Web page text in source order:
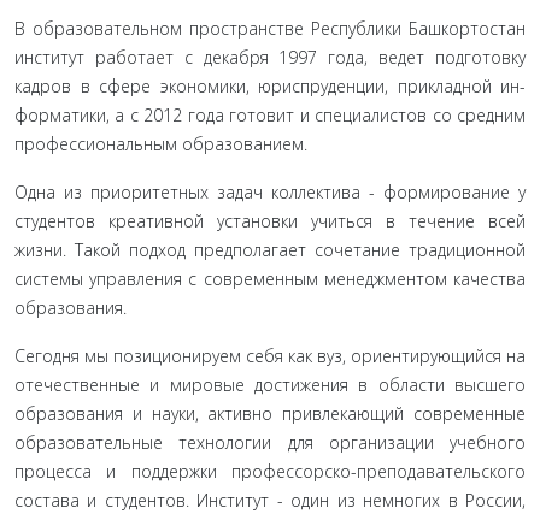
В образовательном пространстве Республики Башкорто­стан
институт работает с декабря 1997 года, ведет подготовку
кадров в сфере экономики, юриспруденции, прикладной ин­
форматики, а с 2012 года готовит и специалистов со средним
профессиональным образованием.
Одна из приоритетных задач коллектива - формирова­ние у
студентов креативной установки учиться в течение всей
жизни. Такой подход предполагает сочетание традиционной
системы управления с современным менеджментом качества
образования.
Сегодня мы позиционируем себя как вуз, ориентиру­ющийся на
отечественные и мировые достижения в области высшего
образования и науки, активно привлекающий совре­менные
образовательные технологии для организации учеб­ного
процесса и поддержки профессорско-преподавательско­го
состава и студентов. Институт - один из немногих в России,